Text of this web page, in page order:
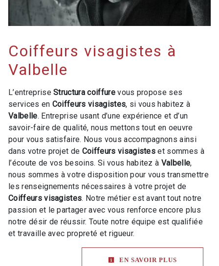
Coiffeurs visagistes à
Valbelle
L’entrepriseStructura coiffurevous propose ses
services en Coiffeurs visagistes, si vous habitez à
Valbelle. Entreprise usant d’une expérience et d’un
savoir-faire de qualité, nous mettons tout en oeuvre
pour vous satisfaire. Nous vous accompagnons ainsi
dans votre projet de Coiffeurs visagistes et sommes à
l’écoute de vos besoins. Si vous habitez à Valbelle,
nous sommes à votre disposition pour vous transmettre
les renseignements nécessaires à votre projet de
Coiffeurs visagistes. Notre métier est avant tout notre
passion et le partager avec vous renforce encore plus
notre désir de réussir. Toute notre équipe est qualifiée
et travaille avec propreté et rigueur.
EN SAVOIR PLUS